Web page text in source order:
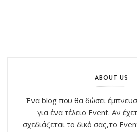
ABOUT US
Ένα blog που θα δώσει
για ένα τέλειο Event. Αν
σχεδιάζεται το δικό σας,το